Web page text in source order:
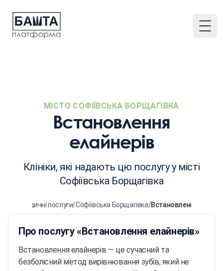
МІСТО СОФІЇВСЬКА БОРЩАГІВКА
Встановлення
елайнерів
Клініки, які надають цю послугу у місті
Софіївська Борщагівка
Медичні послуги/Софіївська Борщагівка/Встановлення
Про послугу «Встановлення елайнерів»
Встановлення елайнерів — це сучасний та
безболісний метод вирівнювання зубів, який не